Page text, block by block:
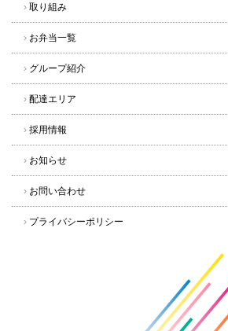
› 取り組み
› お弁当一覧
› グループ紹介
› 配達エリア
› 採用情報
› お知らせ
› お問い合わせ
› プライバシーポリシー